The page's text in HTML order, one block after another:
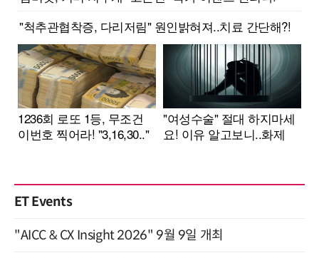
ET Events
"AICC & CX Insight 2026" 9월 9일 개최